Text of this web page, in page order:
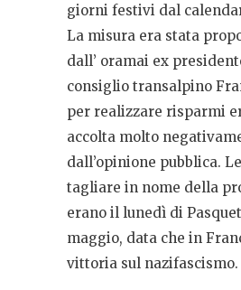
giorni festivi dal
La misura era stata
dall’ oramai ex
consiglio transalpino
per realizzare risparmi
accolta molto
dall’opinione pubblica.
tagliare in nome della
erano il lunedì di
maggio, data che in
vittoria sul nazifascismo.